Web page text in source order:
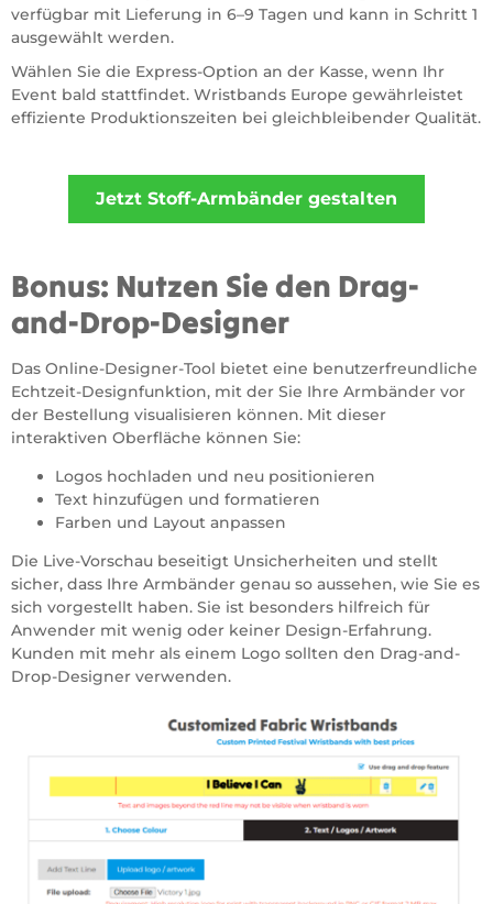
verfügbar mit Lieferung in 6–9 Tagen und kann in Schritt 1
ausgewählt werden.
Wählen Sie die Express-Option an der Kasse, wenn Ihr
Event bald stattfindet. Wristbands Europe gewährleistet
effiziente Produktionszeiten bei gleichbleibender Qualität.
Bonus: Nutzen Sie den Drag-
and-Drop-Designer
Das Online-Designer-Tool bietet eine benutzerfreundliche
Echtzeit-Designfunktion, mit der Sie Ihre Armbänder vor
der Bestellung visualisieren können. Mit dieser
interaktiven Oberfläche können Sie:
Logos hochladen und neu positionieren
Text hinzufügen und formatieren
Farben und Layout anpassen
Die Live-Vorschau beseitigt Unsicherheiten und stellt
sicher, dass Ihre Armbänder genau so aussehen, wie Sie es
sich vorgestellt haben. Sie ist besonders hilfreich für
Anwender mit wenig oder keiner Design-Erfahrung.
Kunden mit mehr als einem Logo sollten den Drag-and-
Drop-Designer verwenden.